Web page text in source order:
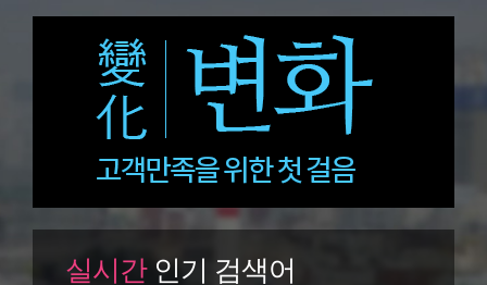
실시간인기 검색어